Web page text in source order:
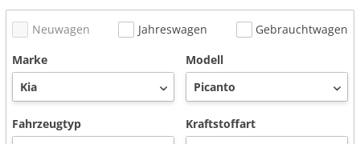
Neuwagen Jahreswagen
Gebrauchtwagen
Marke
Modell
Fahrzeugtyp Kraftstoffart